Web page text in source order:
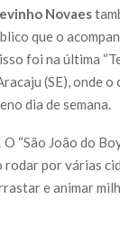
Novaes
que o
foi na última
(SE), onde o
dia de semana.
“São João do
rodar por várias
e animar